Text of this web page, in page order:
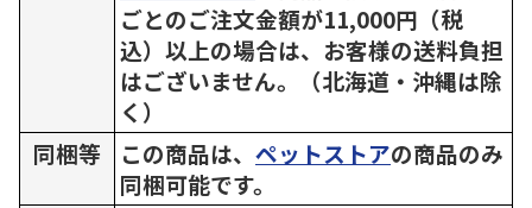
ごとのご注文金額が11,000円（税
込）以上の場合は、お客様の送料負担
はございません。（北海道・沖縄は除
く）
同梱等
この商品は、 ペットストアの商品のみ
同梱可能です。